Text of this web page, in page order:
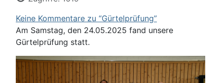
Keine Kommentare zu “Gürtelprüfung”
Am Samstag, den 24.05.2025 fand unsere
Gürtelprüfung statt.